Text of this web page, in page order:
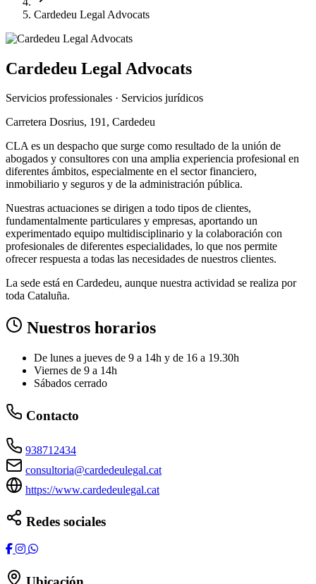
Cardedeu Legal Advocats
Cardedeu Legal Advocats
Servicios professionales · Servicios jurídicos
Carretera Dosrius, 191, Cardedeu
CLA es un despacho que surge como resultado de la unión de
abogados y consultores con una amplia experiencia profesional en
diferentes ámbitos, especialmente en el sector financiero,
inmobiliario y seguros y de la administración pública.
Nuestras actuaciones se dirigen a todo tipos de clientes,
fundamentalmente particulares y empresas, aportando un
experimentado equipo multidisciplinario y la colaboración con
profesionales de diferentes especialidades, lo que nos permite
ofrecer respuesta a todas las necesidades de nuestros clientes.
La sede está en Cardedeu, aunque nuestra actividad se realiza por
toda Cataluña.
Nuestros horarios
De lunes a jueves de 9 a 14h y de 16 a 19.30h
Viernes de 9 a 14h
Sábados cerrado
Contacto
938712434
consultoria@cardedeulegal.cat
https://www.cardedeulegal.cat
Redes sociales